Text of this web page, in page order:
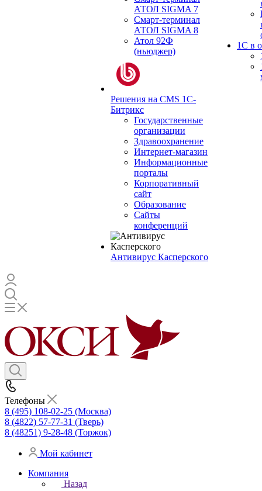
АТОЛ SIGMA 7
Смарт-терминал
АТОЛ SIGMA 8
Атол 92Ф
(ньюджер)
Решения на CMS 1С-
Битрикс
Государственные
организации
Здравоохранение
Интернет-магазин
Информационные
порталы
Корпоративный
сайт
Образование
Сайты
конференций
Антивирус Касперского
1С в
Телефоны
8 (495) 108-02-25 (Москва)
8 (4822) 57-77-31 (Тверь)
8 (48251) 9-28-48 (Торжок)
Мой кабинет
Компания
Назад